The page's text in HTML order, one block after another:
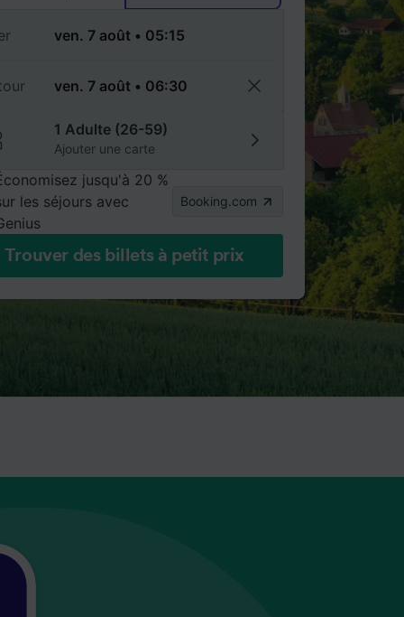
1 Adulte (26-59)
Ajouter une carte
jusqu'à 20 %
les séjours avec
Booking.com
Trouver des billets à petit prix